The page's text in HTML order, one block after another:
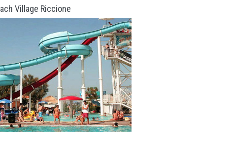
Village Riccione